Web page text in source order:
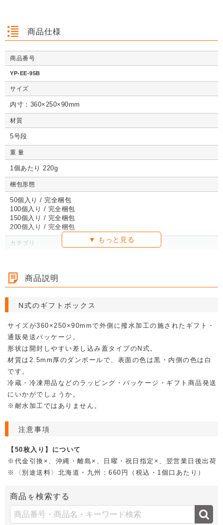
クッション封筒（ネ
コポス最大）※A4
不可
1枚 21.1円～
詳しくみる
【広告入】宅配120
（高さ3段階変更可
詳しくみる
【宅配80サイズ】定
04）
詳しくみる
【広告入
詳し
クッション封筒（ネ
不可
1枚 21.1円～
能）※キャンペーン
クッション封筒（ネ
コポス最大）※A4
不可
1枚 21.1円～
詳しくみる
イズ 段ボール箱
番段ボール箱（DA0
イズ 段ボ
商品仕様
商品番号
YP-EE-95B
サイズ
内寸：360×250×90mm
材質
5号段
重 量
1個あたり 220g
梱包形態
50個入り / 完全梱包
100個入り / 完全梱包
150個入り / 完全梱包
200個入り / 完全梱包
カテゴリ
通販用ギフトボックス
クラフトボックス
商品説明
N式のギフトボックス
サイズが360×250×90mmで外側に撥水加工の施されたギフト・
通販発送パッケージ。
形状は開封しやすい差し込み蓋タイプのN式。
材質は2.5mm厚のダンボールで、表面の色は黒・内側の色は白
です。
冷蔵・冷凍用品などのラッピング・パッケージ・ギフト商品発送
にいかがでしょうか。
※耐水加工ではありません。
注意事項
【50枚入り】について
※代金引換×、沖縄・離島×、日曜・祝日指定×、翌営業日後出荷
※〈別途送料〉北海道・九州：660円（税込・1個口あたり）
商品 を 検索する